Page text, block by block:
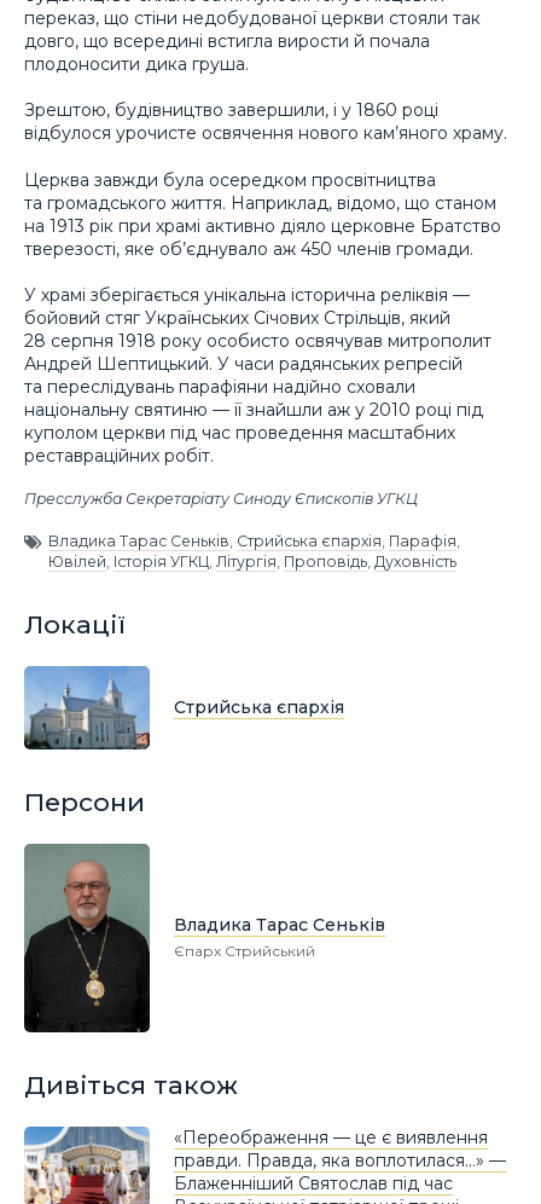
переказ, що стіни недобудованої церкви стояли так
довго, що всередині встигла вирости й почала
плодоносити дика груша.
Зрештою, будівництво завершили, і у 1860 році
відбулося урочисте освячення нового кам’яного храму.
Церква завжди була осередком просвітництва
та громадського життя. Наприклад, відомо, що станом
на 1913 рік при храмі активно діяло церковне Братство
тверезості, яке об’єднувало аж 450 членів громади.
У храмі зберігається унікальна історична реліквія —
бойовий стяг Українських Січових Стрільців, який
28 серпня 1918 року особисто освячував митрополит
Андрей Шептицький. У часи радянських репресій
та переслідувань парафіяни надійно сховали
національну святиню — її знайшли аж у 2010 році під
куполом церкви під час проведення масштабних
реставраційних робіт.
Пресслужба Секретаріату Синоду Єпископів УГКЦ
Владика Тарас Сеньків Стрийська єпархія Парафія
Ювілей Історія УГКЦ Літургія Проповідь Духовність
Локації
Стрийська єпархія
Персони
Владика Тарас Сеньків
Єпарх Стрийський
Дивіться також
«Переображення — це є виявлення
правди. Правда, яка воплотилася…» —
Блаженніший Святослав під час